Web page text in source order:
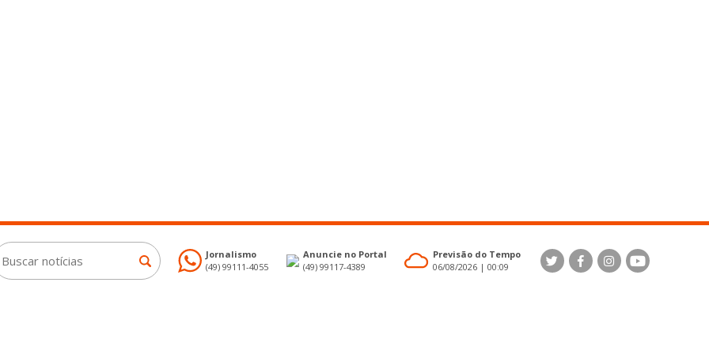
Jornalismo
(49) 99111-4055
Anuncie no Portal
(49) 99117-4389
Previsão do Tempo
06/08/2026 | 00:09